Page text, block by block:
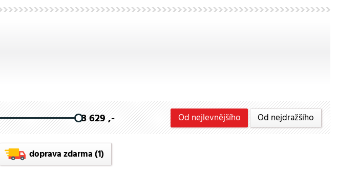
8 629 ,- Od nejlevnějšího Od nejdražšího
doprava zdarma(1)